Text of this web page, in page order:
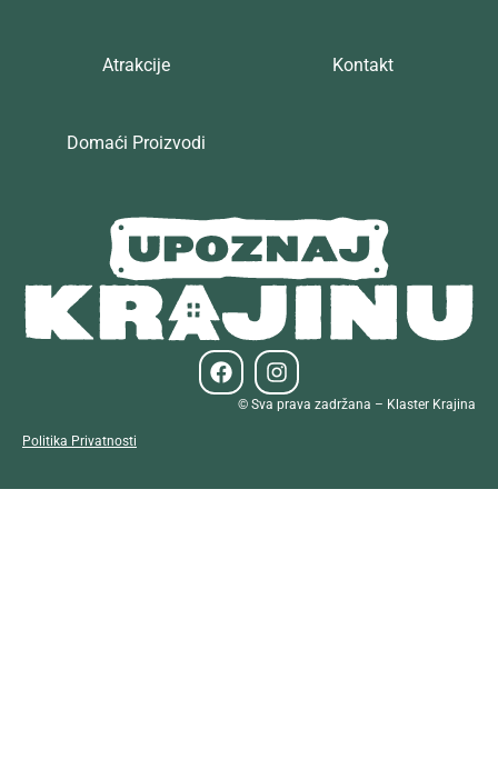
Atrakcije
Domaći Proizvodi
Kontakt
© Sva prava zadržana – Klaster Krajina
Politika Privatnosti